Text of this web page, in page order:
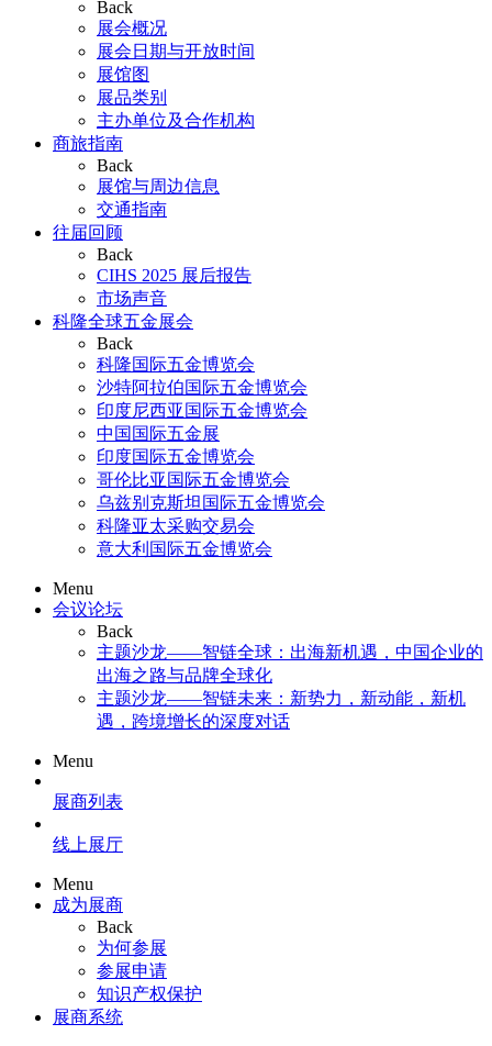
Back
展会概况
展会日期与开放时间
展馆图
展品类别
主办单位及合作机构
商旅指南
Back
展馆与周边信息
交通指南
往届回顾
Back
CIHS 2025 展后报告
市场声音
科隆全球五金展会
Back
科隆国际五金博览会
沙特阿拉伯国际五金博览会
印度尼西亚国际五金博览会
中国国际五金展
印度国际五金博览会
哥伦比亚国际五金博览会
乌兹别克斯坦国际五金博览会
科隆亚太采购交易会
意大利国际五金博览会
Menu
会议论坛
Back
主题沙龙——智链全球：出海新机遇，中国企业的
出海之路与品牌全球化
主题沙龙——智链未来：新势力，新动能，新机
遇，跨境增长的深度对话
Menu
展商列表
线上展厅
Menu
成为展商
Back
为何参展
参展申请
知识产权保护
展商系统